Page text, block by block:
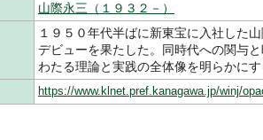
山際永三（１９３２－）
１９５０年代半ばに新東宝に入社した
デビューを果たした。同時代への関与
わたる理論と実践の全体像を明らかに
https://www.klnet.pref.kanagawa.jp/winj/